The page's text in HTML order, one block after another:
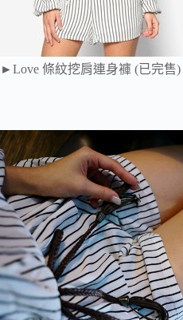
►Love 條紋挖肩連身褲 (已完售)